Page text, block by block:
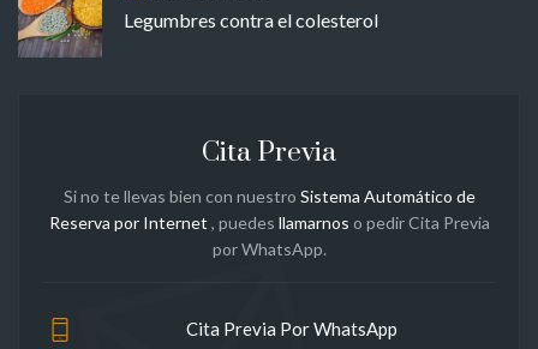
Legumbres contra el colesterol
Cita Previa
Si no te llevas bien con nuestro Sistema Automático de
Reserva por Internet , puedes llamarnos o pedir Cita Previa
por WhatsApp.
Cita Previa Por WhatsApp